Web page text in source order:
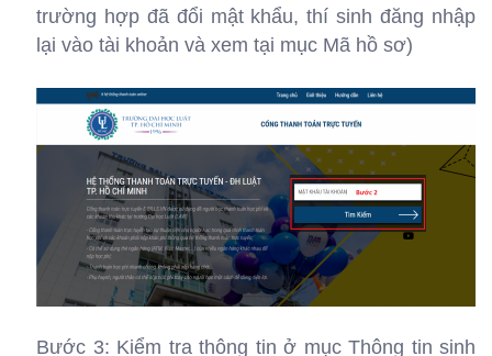
trường hợp đã đổi mật khẩu, thí sinh đăng nhập
lại vào tài khoản và xem tại mục Mã hồ sơ)
Bước 3: Kiểm tra thông tin ở mục Thông tin sinh